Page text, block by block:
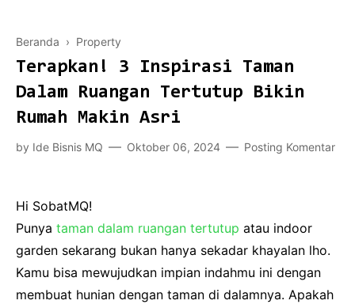
Tips MQ
Review MQ
POV MQ
Beranda › Property
Terapkan! 3 Inspirasi Taman
Dalam Ruangan Tertutup Bikin
Rumah Makin Asri
by Ide Bisnis MQ Oktober 06, 2024 Posting Komentar
Hi SobatMQ!
Punya taman dalam ruangan tertutup atau indoor
garden sekarang bukan hanya sekadar khayalan lho.
Kamu bisa mewujudkan impian indahmu ini dengan
membuat hunian dengan taman di dalamnya. Apakah